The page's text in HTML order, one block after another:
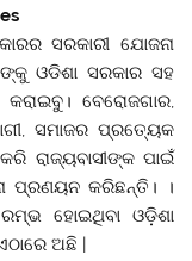
ସରକାରୀ ଯୋଜନା
ଓଡିଶା ସରକାର ସହ
ବେରୋଜଗାର,
ସମାଜର ପ୍ରତ୍ୟେକ
ରାଜ୍ୟବାସୀଙ୍କ ପାଇଁ
ପ୍ରଣୟନ କରିଛନ୍ତି। ।
ହୋଇଥିବା ଓଡ଼ିଶା
ଅଛି |